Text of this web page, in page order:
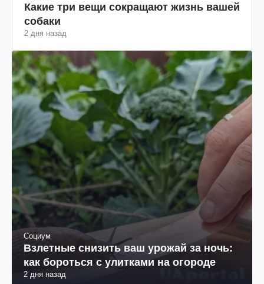
Какие три вещи сокращают жизнь вашей
собаки
2 дня назад
Социум
Взлетные снизить ваш урожай за ночь:
как бороться с улитками на огороде
2 дня назад